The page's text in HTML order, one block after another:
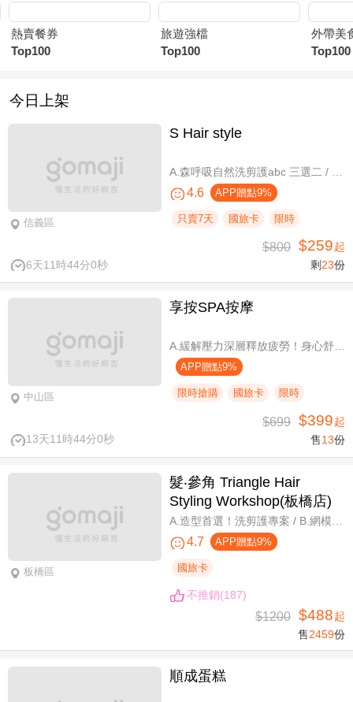
熱賣餐券
Top100
旅遊強檔
Top100
外帶美
Top100
今日上架
信義區
S Hair style
4.6 APP贈點9%
只賣7天 國旅卡 限時
6天11時44分0秒
$800 $259起
剩 23份
中山區
享按SPA按摩
A.緩解壓力深層釋放疲勞！身心舒壓SPA60分(純手技) / B.緩解壓力 × 放鬆身心 × 深層釋放疲勞！讓身體與情緒同步放鬆全程90分身心舒壓(純手技) / C.打造最適合自己的放鬆！自由搭配客製化四選三舒壓全程90分(手技90分) / D.忙碌也能快速充電！客製化四選一舒壓30分(手技30分)
APP贈點9%
限時搶購 國旅卡 限時
13天11時44分0秒
$699 $399起
售13份
板橋區
髮‧參角 Triangle Hair
Styling Workshop(板橋店)
4.7 APP贈點9%
國旅卡
不推銷(187)
$1200 $488起
售2459份
順成蛋糕